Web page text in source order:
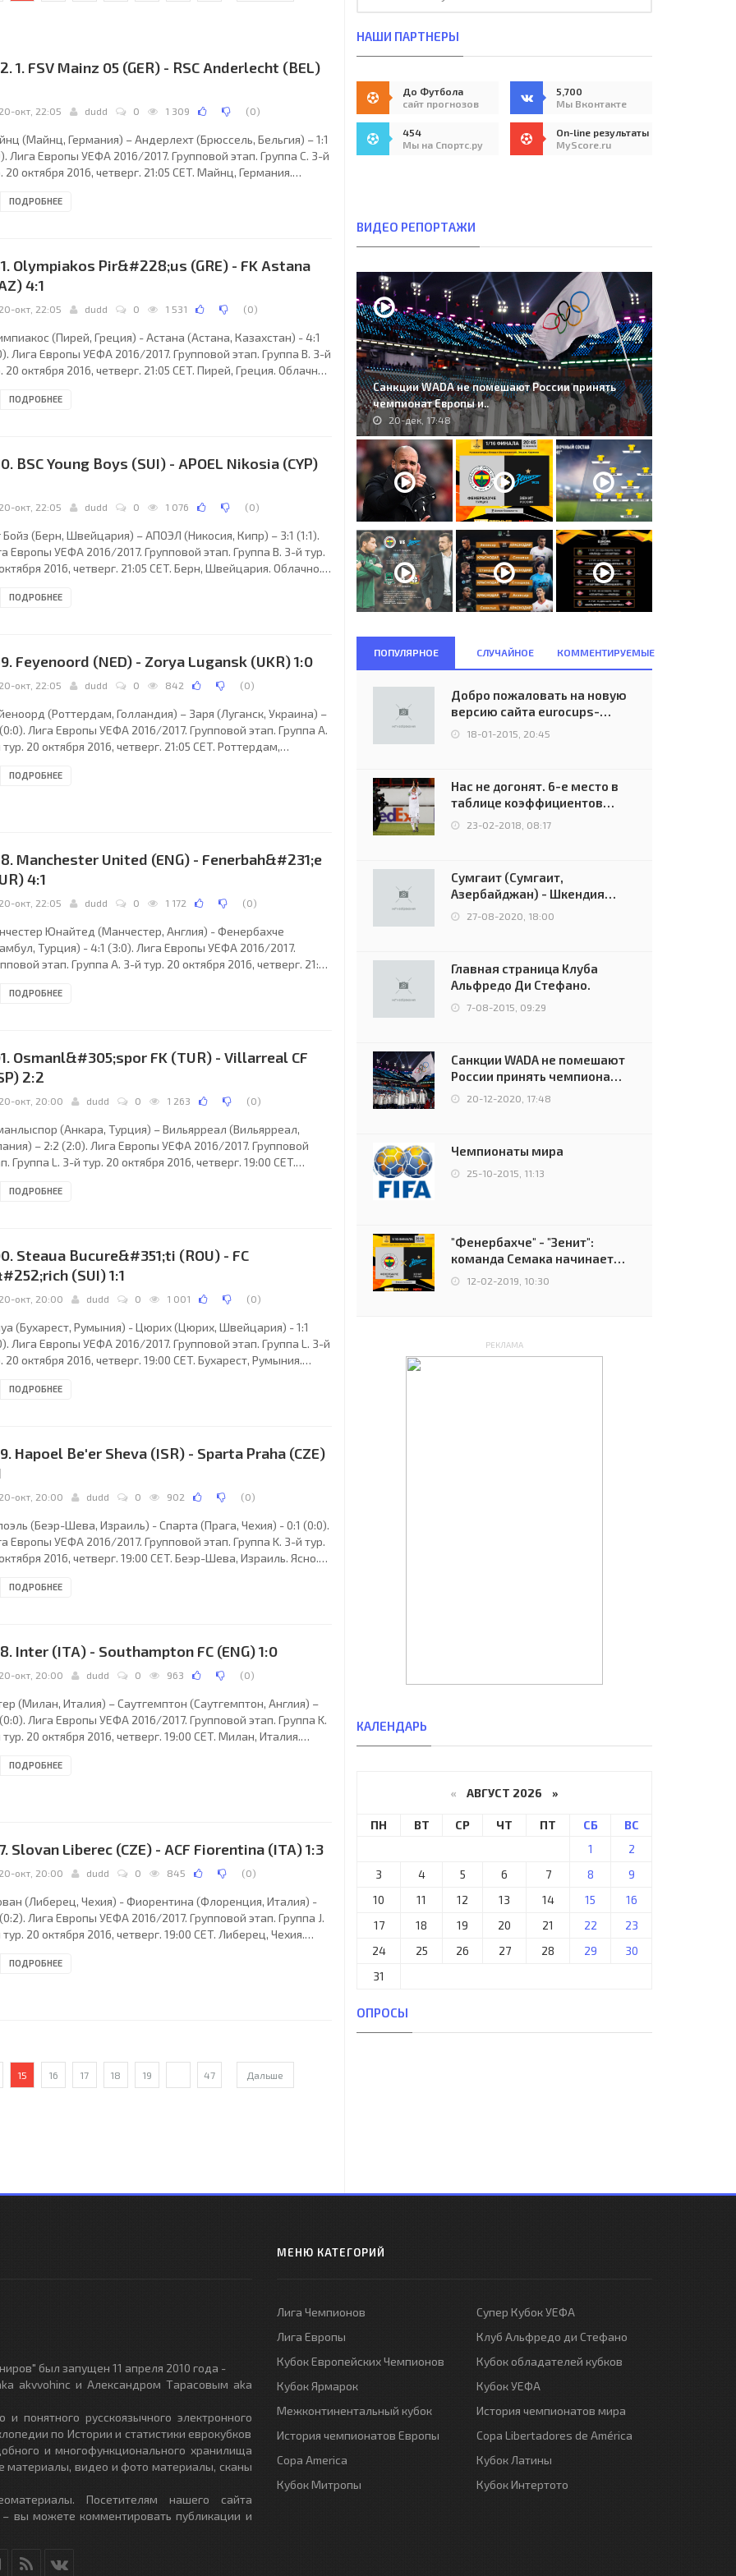
1. FSV Mainz 05 (GER) - RSC Anderlecht (BEL)
20-окт, 22:05 dudd 0 1 309 (0)
(Майнц, Германия) – Андерлехт (Брюссель, Бельгия) – 1:1
Лига Европы УЕФА 2016/2017. Групповой этап. Группа C. 3-й
20 октября 2016, четверг. 21:05 CET. Майнц, Германия.
(63 % при вместимости 34034). Судьи: Хесус Хиль
рефери: Карлос Гомес,
ПОДРОБНЕЕ
Olympiakos Pir&#228;us (GRE) - FK Astana
4:1
20-окт, 22:05 dudd 0 1 531 (0)
(Пирей, Греция) - Астана (Астана, Казахстан) - 4:1
Лига Европы УЕФА 2016/2017. Групповой этап. Группа B. 3-й
20 октября 2016, четверг. 21:05 CET. Пирей, Греция. Облачно.
33500). Судьи: Тобиас Штилер (Оберхаузен,
Иттрих, Саша
ПОДРОБНЕЕ
BSC Young Boys (SUI) - APOEL Nikosia (CYP)
20-окт, 22:05 dudd 0 1 076 (0)
Бойз (Берн, Швейцария) – АПОЭЛ (Никосия, Кипр) – 3:1 (1:1).
Европы УЕФА 2016/2017. Групповой этап. Группа В. 3-й тур.
2016, четверг. 21:05 CET. Берн, Швейцария. Облачно.
32000). Судьи: Тобиас Вельц (Висбаден, Германия),
ПОДРОБНЕЕ
Feyenoord (NED) - Zorya Lugansk (UKR) 1:0
20-окт, 22:05 dudd 0 842 (0)
(Роттердам, Голландия) – Заря (Луганск, Украина) –
Лига Европы УЕФА 2016/2017. Групповой этап. Группа A.
20 октября 2016, четверг. 21:05 CET. Роттердам,
(68 % при вместимости 51577). Судьи: Андрис
ПОДРОБНЕЕ
Manchester United (ENG) - Fenerbah&#231;e
4:1
20-окт, 22:05 dudd 0 1 172 (0)
Юнайтед (Манчестер, Англия) - Фенербахче
Турция) - 4:1 (3:0). Лига Европы УЕФА 2016/2017.
этап. Группа A. 3-й тур. 20 октября 2016, четверг. 21:05
76212). Судьи: Бенуа Бастьен (Метц, Франция),
Юнайтед: 1. Давид де Хеа (ИСП),
ПОДРОБНЕЕ
Osmanl&#305;spor FK (TUR) - Villarreal CF
2:2
20-окт, 20:00 dudd 0 1 263 (0)
(Анкара, Турция) – Вильярреал (Вильярреал,
– 2:2 (2:0). Лига Европы УЕФА 2016/2017. Групповой
Группа L. 3-й тур. 20 октября 2016, четверг. 19:00 CET.
11692 зрителя (60 % при вместимости 19626). Судьи:
Османлыспор Анкара: 1. Хакан
ПОДРОБНЕЕ
Steaua Bucure&#351;ti (ROU) - FC
(SUI) 1:1
20-окт, 20:00 dudd 0 1 001 (0)
(Бухарест, Румыния) - Цюрих (Цюрих, Швейцария) - 1:1
Лига Европы УЕФА 2016/2017. Групповой этап. Группа L. 3-й
20 октября 2016, четверг. 19:00 CET. Бухарест, Румыния.
55600). Судьи: Томаш Богнар, Жолт Варга, Балаж
Тамаш, 15.
ПОДРОБНЕЕ
Hapoel Be'er Sheva (ISR) - Sparta Praha (CZE)
20-окт, 20:00 dudd 0 902 (0)
(Беэр-Шева, Израиль) - Спарта (Прага, Чехия) - 0:1 (0:0).
Европы УЕФА 2016/2017. Групповой этап. Группа K. 3-й тур.
2016, четверг. 19:00 CET. Беэр-Шева, Израиль. Ясно.
Судьи: Иван Бебек (Риека, Хорватия), Томислав Петрович
Хапоэль
ПОДРОБНЕЕ
Inter (ITA) - Southampton FC (ENG) 1:0
20-окт, 20:00 dudd 0 963 (0)
(Милан, Италия) – Саутгемптон (Саутгемптон, Англия) –
Лига Европы УЕФА 2016/2017. Групповой этап. Группа K.
20 октября 2016, четверг. 19:00 CET. Милан, Италия.
Судьи: Гедиминас Мажейка (Каунас, Литва), Витаутас
ПОДРОБНЕЕ
Slovan Liberec (CZE) - ACF Fiorentina (ITA) 1:3
20-окт, 20:00 dudd 0 845 (0)
(Либерец, Чехия) - Фиорентина (Флоренция, Италия) -
Лига Европы УЕФА 2016/2017. Групповой этап. Группа J.
20 октября 2016, четверг. 19:00 CET. Либерец, Чехия.
9900). Судьи: Сердар Гозюбийк (Харлем,
ПОДРОБНЕЕ
15 16 17 18 19 47 Дальше
НАШИ ПАРТНЕРЫ
До Футбола
сайт прогнозов
5,700
Мы Вконтакте
454
Мы на Спортс.ру
On-line результаты
MyScore.ru
ВИДЕО РЕПОРТАЖИ
Санкции WADA не помешают России принять
чемпионат Европы и..
20-дек, 17:48
ПОПУЛЯРНОЕ СЛУЧАЙНОЕ КОММЕНТИРУЕМЫЕ
Добро пожаловать на новую
версию сайта eurocups-
uefa.ru
18-01-2015, 20:45
Нас не догонят. 6-е место в
таблице коэффициентов
УЕФА остаётся за Россией
23-02-2018, 08:17
Сумгаит (Сумгаит,
Азербайджан) - Шкендия
(Тетово, Северная
Македония) - 0:2 (0:0)
27-08-2020, 18:00
Главная страница Клуба
Альфредо Ди Стефано.
7-08-2015, 09:29
Санкции WADA не помешают
России принять чемпионат
Европы и финал Лиги
чемпионов.
20-12-2020, 17:48
Чемпионаты мира
25-10-2015, 11:13
"Фенербахче" - "Зенит":
команда Семака начинает
путь в плей-офф Лиги
12-02-2019, 10:30
РЕКЛАМА
КАЛЕНДАРЬ
« АВГУСТ 2026 »
ПН ВТ СР ЧТ ПТ СБ
ВС
1
2
3
4 5 6 7 8
9
10
11 12 13 14 15
16
17
18 19 20 21 22
23
24
25 26 27 28 29
30
31
ОПРОСЫ
был запущен 11 апреля 2010 года -
akvvohinc и Александром Тарасовым aka
понятного русскоязычного электронного
по Истории и статистики еврокубков
и многофункционального хранилища
материалы, видео и фото материалы, сканы
Посетителям нашего сайта
вы можете комментировать публикации и
МЕНЮ КАТЕГОРИЙ
Лига Чемпионов
Лига Европы
Кубок Европейских Чемпионов
Кубок Ярмарок
Межконтинентальный кубок
История чемпионатов Европы
Copa America
Кубок Митропы
Супер Кубок УЕФА
Клуб Альфредо ди Стефано
Кубок обладателей кубков
Кубок УЕФА
История чемпионатов мира
Copa Libertadores de América
Кубок Латины
Кубок Интертото